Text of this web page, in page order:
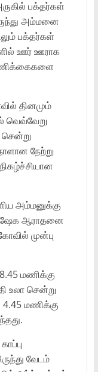
பக்தர்கள்
அம்மனை
பக்தர்கள்
ஊர் ஊராக
தினமும்
வெவ்வேறு
சென்று
நேற்று
அம்மனுக்கு
ஆராதனை
முன்பு
மணிக்கு
உலா சென்று
4.45 மணிக்கு
வேடம்